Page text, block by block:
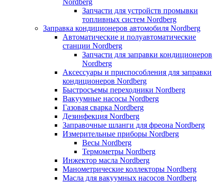
Запчасти для устройств промывки
топливных систем Nordberg
Заправка кондиционеров автомобиля Nordberg
Автоматические и полуавтоматические
станции Nordberg
Запчасти для заправки кондиционеров
Nordberg
Аксессуары и приспособления для заправки
кондиционеров Nordberg
Быстросъемы переходники Nordberg
Вакуумные насосы Nordberg
Газовая сварка Nordberg
Дезинфекция Nordberg
Заправочные шланги для фреона Nordberg
Измерительные приборы Nordberg
Весы Nordberg
Термометры Nordberg
Инжектор масла Nordberg
Манометрические коллекторы Nordberg
Масла для вакуумных насосов Nordberg